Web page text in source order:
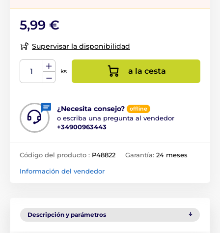
5,99 €
Supervisar la disponibilidad
ks a la cesta
¿Necesita consejo? offline
o escriba una pregunta al vendedor
+34900963443
Código del producto : P48822 Garantía: 24 meses
Información del vendedor
Descripción y parámetros